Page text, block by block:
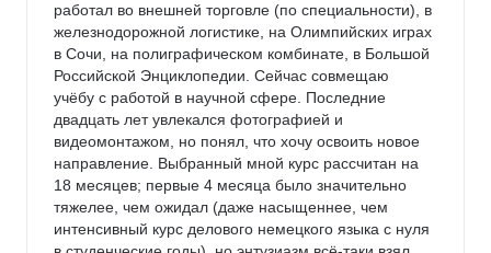
работал во внешней торговле (по специальности), в
железнодорожной логистике, на Олимпийских играх
в Сочи, на полиграфическом комбинате, в Большой
Российской Энциклопедии. Сейчас совмещаю
учёбу с работой в научной сфере. Последние
двадцать лет увлекался фотографией и
видеомонтажом, но понял, что хочу освоить новое
направление. Выбранный мной курс рассчитан на
18 месяцев; первые 4 месяца было значительно
тяжелее, чем ожидал (даже насыщеннее, чем
интенсивный курс делового немецкого языка с нуля